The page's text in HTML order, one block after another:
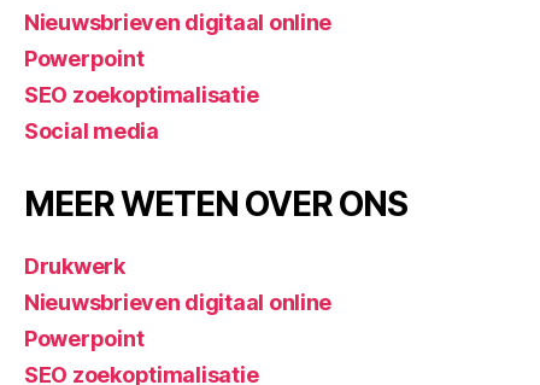
Nieuwsbrieven digitaal online
Powerpoint
SEO zoekoptimalisatie
Social media
MEER WETEN OVER ONS
Drukwerk
Nieuwsbrieven digitaal online
Powerpoint
SEO zoekoptimalisatie